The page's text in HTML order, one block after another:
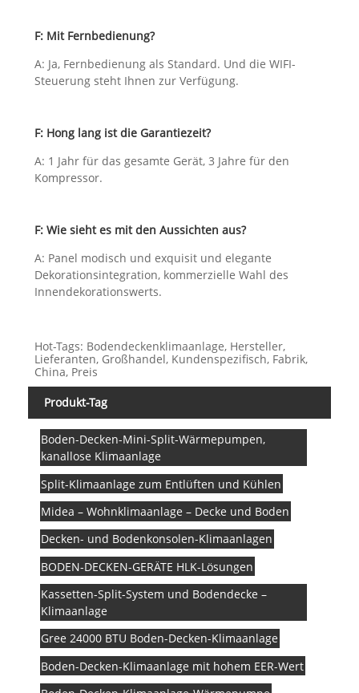
F: Mit Fernbedienung?
A: Ja, Fernbedienung als Standard. Und die WIFI-
Steuerung steht Ihnen zur Verfügung.
F: Hong lang ist die Garantiezeit?
A: 1 Jahr für das gesamte Gerät, 3 Jahre für den
Kompressor.
F: Wie sieht es mit den Aussichten aus?
A: Panel modisch und exquisit und elegante
Dekorationsintegration, kommerzielle Wahl des
Innendekorationswerts.
Hot-Tags: Bodendeckenklimaanlage, Hersteller,
Lieferanten, Großhandel, Kundenspezifisch, Fabrik,
China, Preis
Produkt-Tag
Boden-Decken-Mini-Split-Wärmepumpen,
kanallose Klimaanlage
Split-Klimaanlage zum Entlüften und Kühlen
Midea – Wohnklimaanlage – Decke und Boden
Decken- und Bodenkonsolen-Klimaanlagen
BODEN-DECKEN-GERÄTE HLK-Lösungen
Kassetten-Split-System und Bodendecke –
Klimaanlage
Gree 24000 BTU Boden-Decken-Klimaanlage
Boden-Decken-Klimaanlage mit hohem EER-Wert